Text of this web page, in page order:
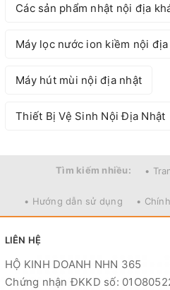
Các sản phẩm nhật nội địa
Máy lọc nước ion kiềm nội
Máy hút mùi nội địa nhật
Thiết Bị Vệ Sinh Nội Địa Nhật
Tìm kiếm nhiều: •
• Hướng dẫn sử dụng •
LIÊN HỆ
HỘ KINH DOANH NHN 365
Chứng nhận ĐKKD số: